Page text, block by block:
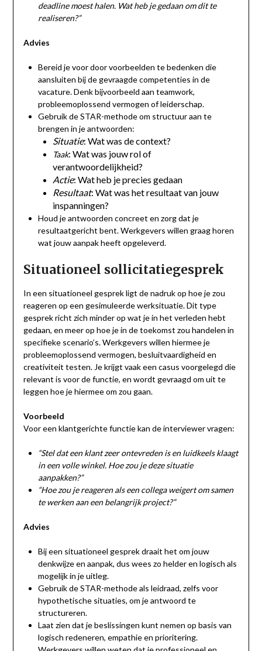
deadline moest halen. Wat heb je gedaan om dit te
realiseren?”
Advies
Bereid je voor door voorbeelden te bedenken die
aansluiten bij de gevraagde competenties in de
vacature. Denk bijvoorbeeld aan teamwork,
probleemoplossend vermogen of leiderschap.
Gebruik de STAR-methode om structuur aan te
brengen in je antwoorden:
Situatie: Wat was de context?
Taak: Wat was jouw rol of
verantwoordelijkheid?
Actie: Wat heb je precies gedaan
Resultaat: Wat was het resultaat van jouw
inspanningen?
Houd je antwoorden concreet en zorg dat je
resultaatgericht bent. Werkgevers willen graag horen
wat jouw aanpak heeft opgeleverd.
Situationeel sollicitatiegesprek
In een situationeel gesprek ligt de nadruk op hoe je zou
reageren op een gesimuleerde werksituatie. Dit type
gesprek richt zich minder op wat je in het verleden hebt
gedaan, en meer op hoe je in de toekomst zou handelen in
specifieke scenario’s. Werkgevers willen hiermee je
probleemoplossend vermogen, besluitvaardigheid en
creativiteit testen. Je krijgt vaak een casus voorgelegd die
relevant is voor de functie, en wordt gevraagd om uit te
leggen hoe je hiermee om zou gaan.
Voorbeeld
Voor een klantgerichte functie kan de interviewer vragen:
“Stel dat een klant zeer ontevreden is en luidkeels klaagt
in een volle winkel. Hoe zou je deze situatie
aanpakken?”
“Hoe zou je reageren als een collega weigert om samen
te werken aan een belangrijk project?”
Advies
Bij een situationeel gesprek draait het om jouw
denkwijze en aanpak, dus wees zo helder en logisch als
mogelijk in je uitleg.
Gebruik de STAR-methode als leidraad, zelfs voor
hypothetische situaties, om je antwoord te
structureren.
Laat zien dat je beslissingen kunt nemen op basis van
logisch redeneren, empathie en prioritering.